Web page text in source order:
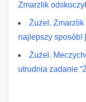
Zmarzlik
Żużel. Zmarzlik
najlepszy sposób!
Żużel.
utrudnia zadanie